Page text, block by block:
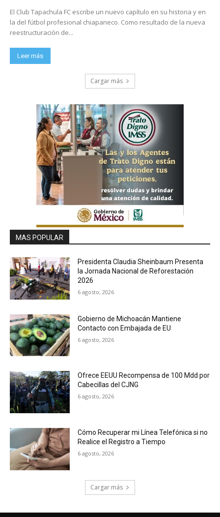
El Club Tapachula FC escribe un nuevo capítulo en su historia y en
la del fútbol profesional chiapaneco. Como resultado de la nueva
reestructuración de...
Leer más
Cargar más
MAS POPULAR
Presidenta Claudia Sheinbaum Presenta
la Jornada Nacional de Reforestación
2026
6 agosto, 2026
Gobierno de Michoacán Mantiene
Contacto con Embajada de EU
6 agosto, 2026
Ofrece EEUU Recompensa de 100 Mdd por
Cabecillas del CJNG
6 agosto, 2026
Cómo Recuperar mi Línea Telefónica si no
Realice el Registro a Tiempo
6 agosto, 2026
Cargar más